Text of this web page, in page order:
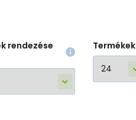
rendezése
Termékek